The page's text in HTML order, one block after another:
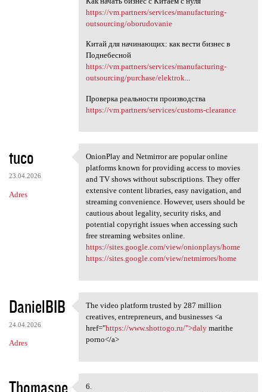
https://vm.partners/services/manufacturing-
outsourcing/oborudovanie
Китай для начинающих: как вести бизнес в
Поднебесной
https://vm.partners/services/manufacturing-
outsourcing/purchase/elektrok...
Проверка реальности производства
https://vm.partners/services/customs-clearance
tuco
23.04.2026
Adres
OnionPlay and Netmirror are
OnionPlay and Netmirror are popular online
platforms known for providing access to movies
and TV shows without subscriptions. They offer
extensive content libraries, easy navigation, and
streaming convenience. However, users should be
cautious about legality, security risks, and
potential copyright issues when accessing such
free streaming websites online.
https://sites.google.com/view/onionplays/home
https://sites.google.com/view/netmirrors/home
DanielBIB
24.04.2026
Adres
The video platform trusted by
The video platform trusted by 287 million
creatives, entrepreneurs, and businesses <a
href="https://www.shottogo.ru/">dalymarithe
porno</a>
Thomaspe
6.